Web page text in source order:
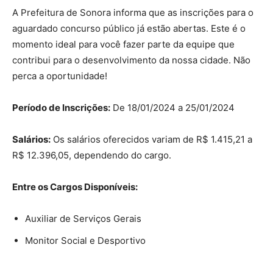
A Prefeitura de Sonora informa que as inscrições para o
aguardado concurso público já estão abertas. Este é o
momento ideal para você fazer parte da equipe que
contribui para o desenvolvimento da nossa cidade. Não
perca a oportunidade!
Período de Inscrições: De 18/01/2024 a 25/01/2024
Salários: Os salários oferecidos variam de R$ 1.415,21 a
R$ 12.396,05, dependendo do cargo.
Entre os Cargos Disponíveis:
Auxiliar de Serviços Gerais
Monitor Social e Desportivo